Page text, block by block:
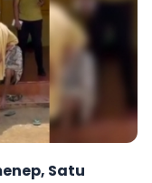
Satu